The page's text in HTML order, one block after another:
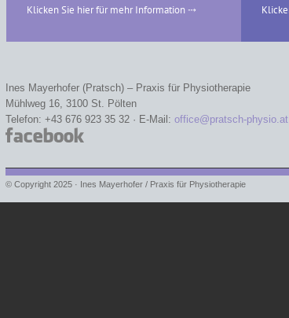
Ines Mayerhofer (Pratsch) – Praxis für Physiotherapie
Mühlweg 16, 3100 St. Pölten
Telefon: +43 676 923 35 32 · E-Mail: office@pratsch-physio.at
© Copyright 2025 · Ines Mayerhofer / Praxis für Physiotherapie